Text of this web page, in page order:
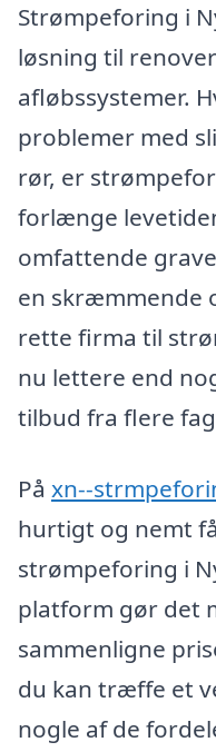
Strømpeforing i
løsning til
afløbssystemer.
problemer med
rør, er
forlænge
omfattende
en skræmmende
rette firma til
nu lettere end
tilbud fra flere
På xn--
hurtigt og nemt
strømpeforing i
platform gør det
sammenligne
du kan træffe et
nogle af de